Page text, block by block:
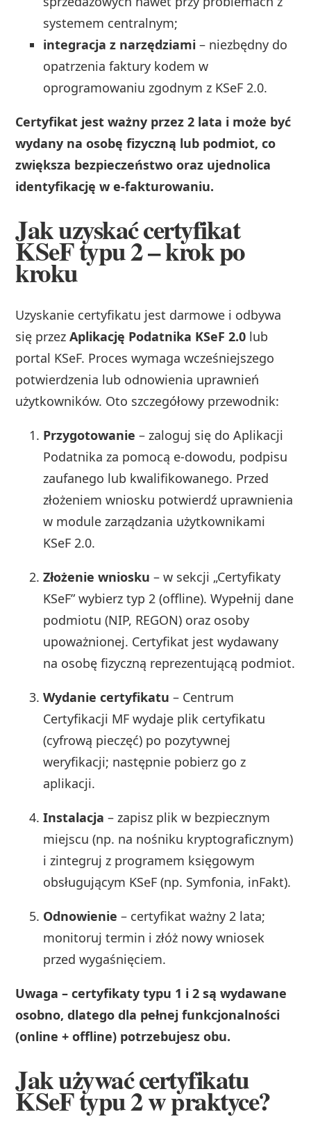
systemem centralnym;
integracja z narzędziami – niezbędny do
opatrzenia faktury kodem w
oprogramowaniu zgodnym z KSeF 2.0.
Certyfikat jest ważny przez 2 lata i może być
wydany na osobę fizyczną lub podmiot, co
zwiększa bezpieczeństwo oraz ujednolica
identyfikację w e-fakturowaniu.
Jak uzyskać certyfikat
KSeF typu 2 – krok po
kroku
Uzyskanie certyfikatu jest darmowe i odbywa
się przezAplikację Podatnika KSeF 2.0 lub
portal KSeF. Proces wymaga wcześniejszego
potwierdzenia lub odnowienia uprawnień
użytkowników. Oto szczegółowy przewodnik:
Przygotowanie – zaloguj się do Aplikacji
Podatnika za pomocą e-dowodu, podpisu
zaufanego lub kwalifikowanego. Przed
złożeniem wniosku potwierdź uprawnienia
w module zarządzania użytkownikami
KSeF 2.0.
Złożenie wniosku – w sekcji „Certyfikaty
KSeF” wybierz typ 2 (offline). Wypełnij dane
podmiotu (NIP, REGON) oraz osoby
upoważnionej. Certyfikat jest wydawany
na osobę fizyczną reprezentującą podmiot.
Wydanie certyfikatu – Centrum
Certyfikacji MF wydaje plik certyfikatu
(cyfrową pieczęć) po pozytywnej
weryfikacji; następnie pobierz go z
aplikacji.
Instalacja – zapisz plik w bezpiecznym
miejscu (np. na nośniku kryptograficznym)
i zintegruj z programem księgowym
obsługującym KSeF (np. Symfonia, inFakt).
Odnowienie – certyfikat ważny 2 lata;
monitoruj termin i złóż nowy wniosek
przed wygaśnięciem.
Uwaga – certyfikaty typu 1 i 2 są wydawane
osobno, dlatego dla pełnej funkcjonalności
(online + offline) potrzebujesz obu.
Jak używać certyfikatu
KSeF typu 2 w praktyce?